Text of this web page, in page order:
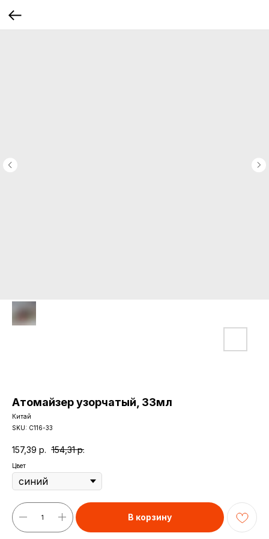
Атомайзер узорчатый, 33мл
Китай
SKU: С116-33
157,39 р. 154,31 р.
Цвет
В корзину